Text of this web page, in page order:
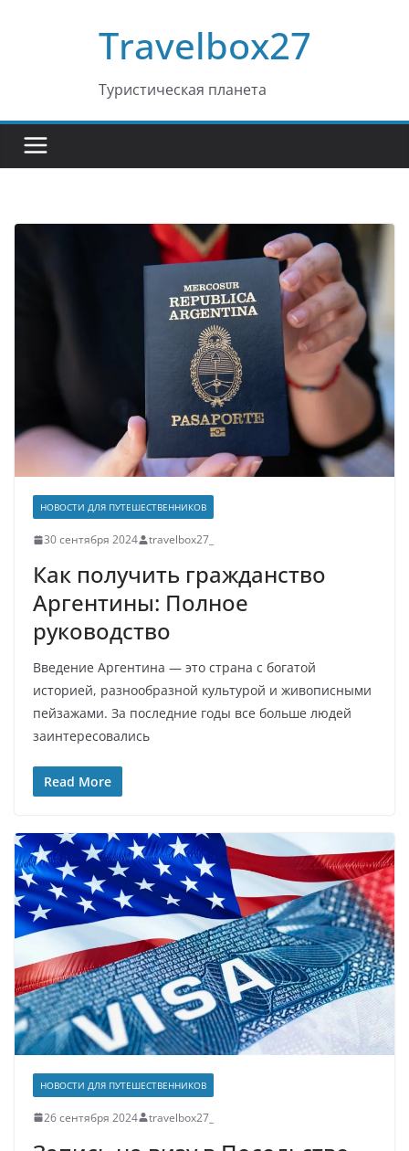
Travelbox27
Туристическая планета
НОВОСТИ ДЛЯ ПУТЕШЕСТВЕННИКОВ
30 сентября 2024 travelbox27_
Как получить гражданство
Аргентины: Полное
руководство
Введение Аргентина — это страна с богатой
историей, разнообразной культурой и живописными
пейзажами. За последние годы все больше людей
заинтересовались
Read More
НОВОСТИ ДЛЯ ПУТЕШЕСТВЕННИКОВ
26 сентября 2024 travelbox27_